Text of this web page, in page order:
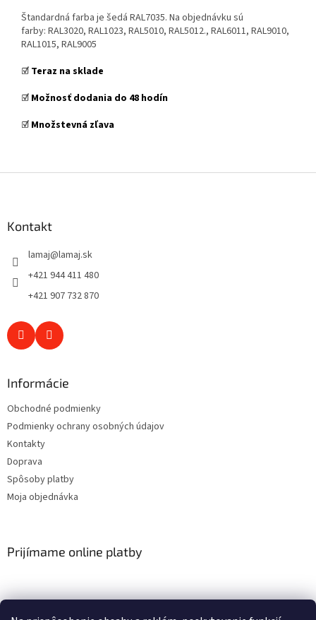
Štandardná farba je šedá RAL7035. Na objednávku sú
farby: RAL3020, RAL1023, RAL5010, RAL5012., RAL6011, RAL9010,
RAL1015, RAL9005
☑️ Teraz na sklade
☑️ Možnosť dodania do 48 hodín
☑️ Množstevná zľava
Kontakt
lamaj@lamaj.sk
+421 944 411 480
+421 907 732 870
Informácie
Obchodné podmienky
Podmienky ochrany osobných údajov
Kontakty
Doprava
Spôsoby platby
Moja objednávka
Prijímame online platby